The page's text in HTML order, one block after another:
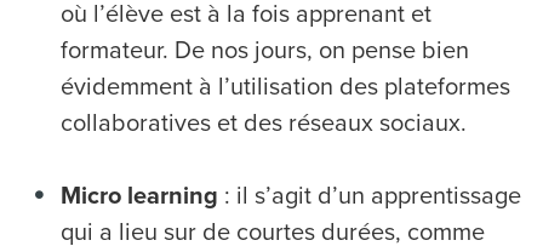
où l’élève est à la fois apprenant et
formateur. De nos jours, on pense bien
évidemment à l’utilisation des plateformes
collaboratives et des réseaux sociaux.
Micro learning : il s’agit d’un apprentissage
qui a lieu sur de courtes durées, comme